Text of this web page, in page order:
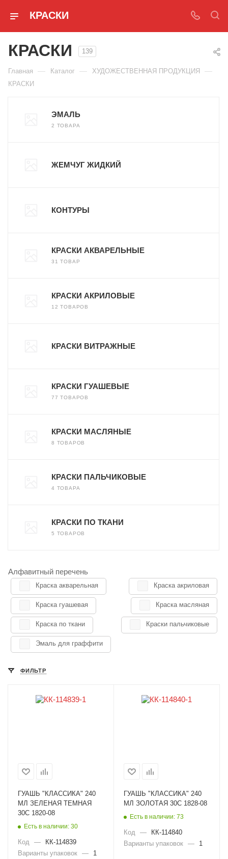
КРАСКИ
КРАСКИ 139
Главная — Каталог — ХУДОЖЕСТВЕННАЯ ПРОДУКЦИЯ —
КРАСКИ
ЭМАЛЬ
2 ТОВАРА
ЖЕМЧУГ ЖИДКИЙ
КОНТУРЫ
КРАСКИ АКВАРЕЛЬНЫЕ
31 ТОВАР
КРАСКИ АКРИЛОВЫЕ
12 ТОВАРОВ
КРАСКИ ВИТРАЖНЫЕ
КРАСКИ ГУАШЕВЫЕ
77 ТОВАРОВ
КРАСКИ МАСЛЯНЫЕ
8 ТОВАРОВ
КРАСКИ ПАЛЬЧИКОВЫЕ
4 ТОВАРА
КРАСКИ ПО ТКАНИ
5 ТОВАРОВ
Алфавитный перечень
Краска акварельная Краска акриловая
Краска гуашевая Краска масляная
Краска по ткани Краски пальчиковые
Эмаль для граффити
ФИЛЬТР
ГУАШЬ "КЛАССИКА" 240
МЛ ЗЕЛЕНАЯ ТЕМНАЯ
30С 1820-08
Есть в наличии: 30
Код —
КК-114839
Варианты упаковок — 1
ГУАШЬ "КЛАССИКА" 240
МЛ ЗОЛОТАЯ 30С 1828-08
Есть в наличии: 73
Код —
КК-114840
Варианты упаковок — 1